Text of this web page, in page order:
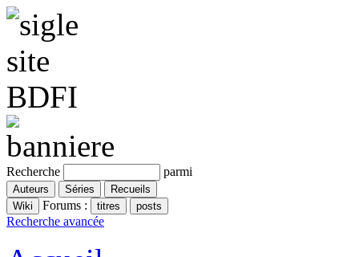
Recherche parmi
Forums :
Recherche avancée